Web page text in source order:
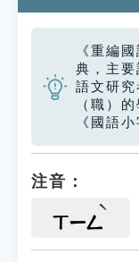
《重編
典，主
語文研究
（職）
《國語
注音：
ㄒㄧㄥ